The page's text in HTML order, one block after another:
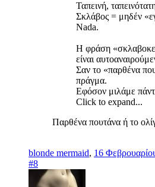
Ταπεινή,
Σκλάβος = μηδέν
Nada.
Η φράση
είναι
Σαν το «παρθένα
πράγμα.
Εφόσον μιλάμε
Click to expand...
Παρθένα πουτάνα ή το
blonde mermaid, 16
#8